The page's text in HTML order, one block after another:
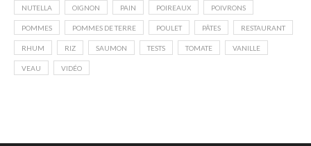
NUTELLA OIGNON PAIN POIREAUX POIVRONS
POMMES POMMES DE TERRE POULET PÂTES RESTAURANT
RHUM RIZ SAUMON TESTS TOMATE VANILLE
VEAU VIDÉO